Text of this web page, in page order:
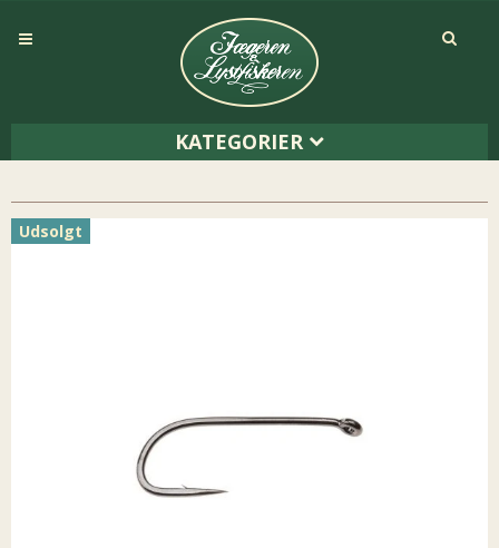
KATEGORIER
Udsolgt